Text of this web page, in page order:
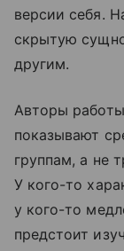
версии себя.
скрытую
другим.
Авторы
показывают
группам, а не
У кого-то
у кого-то
предстоит